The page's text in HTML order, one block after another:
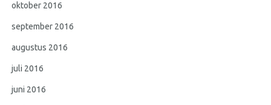
oktober 2016
september 2016
augustus 2016
juli 2016
juni 2016